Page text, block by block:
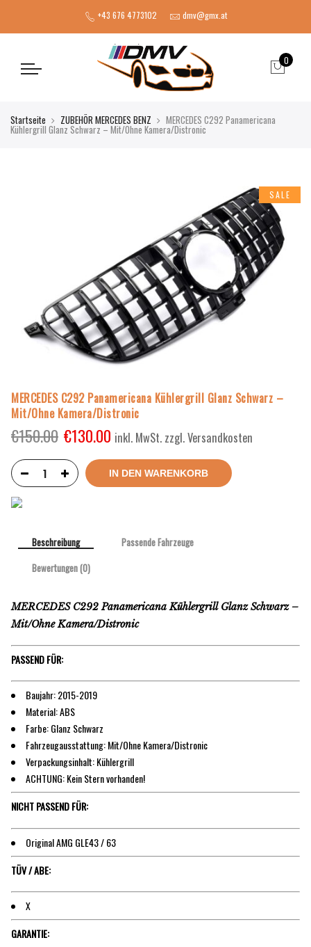
+43 676 4773102 dmv@gmx.at
0
Startseite ZUBEHÖR MERCEDES BENZ MERCEDES C292 Panamericana
Kühlergrill Glanz Schwarz – Mit/Ohne Kamera/Distronic
SALE
MERCEDES C292 Panamericana Kühlergrill Glanz Schwarz –
Mit/Ohne Kamera/Distronic
€150.00 €130.00 inkl. MwSt. zzgl. Versandkosten
IN DEN WARENKORB
Beschreibung
Passende Fahrzeuge
Bewertungen (0)
MERCEDES C292 Panamericana Kühlergrill Glanz Schwarz –
Mit/Ohne Kamera/Distronic
PASSEND FÜR:
Baujahr: 2015-2019
Material: ABS
Farbe: Glanz Schwarz
Fahrzeugausstattung: Mit/Ohne Kamera/Distronic
Verpackungsinhalt: Kühlergrill
ACHTUNG: Kein Stern vorhanden!
NICHT PASSEND FÜR:
Original AMG GLE43 / 63
TÜV / ABE:
X
GARANTIE: